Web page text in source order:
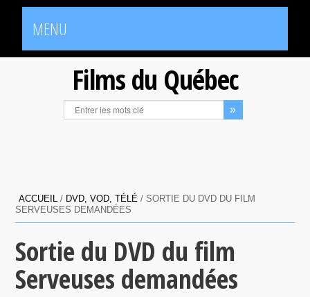
MENU
Films du Québec
ACCUEIL / DVD, VOD, TÉLÉ /SORTIE DU DVD DU FILM
SERVEUSES DEMANDÉES
Sortie du DVD du film
Serveuses demandées